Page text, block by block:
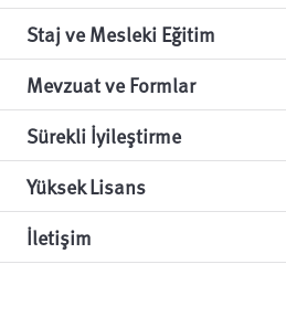
Staj ve Mesleki Eğitim
Mevzuat ve Formlar
Sürekli İyileştirme
Yüksek Lisans
İletişim